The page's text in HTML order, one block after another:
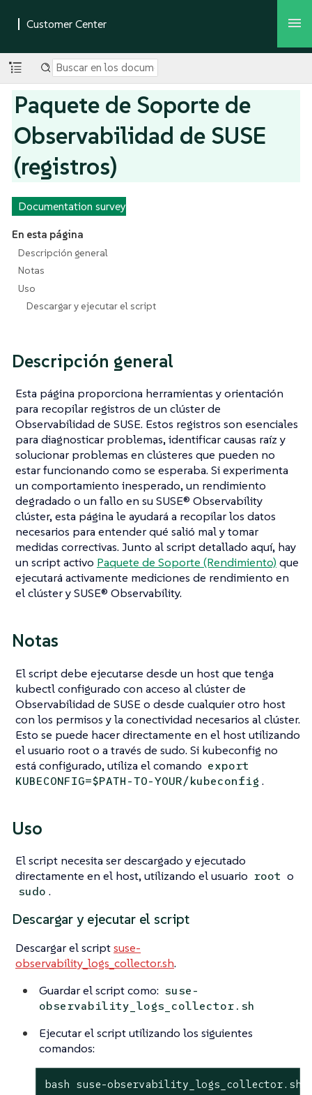
Paquete de Soporte de
Observabilidad de SUSE
(registros)
Documentation survey
En esta página
Descripción general
Notas
Uso
Descargar y ejecutar el script
Descripción general
Esta página proporciona herramientas y orientación
para recopilar registros de un clúster de
Observabilidad de SUSE. Estos registros son esenciales
para diagnosticar problemas, identificar causas raíz y
solucionar problemas en clústeres que pueden no
estar funcionando como se esperaba. Si experimenta
un comportamiento inesperado, un rendimiento
degradado o un fallo en su SUSE® Observability
clúster, esta página le ayudará a recopilar los datos
necesarios para entender qué salió mal y tomar
medidas correctivas. Junto al script detallado aquí, hay
un script activo Paquete de Soporte (Rendimiento) que
ejecutará activamente mediciones de rendimiento en
el clúster y SUSE® Observability.
Notas
El script debe ejecutarse desde un host que tenga
kubectl configurado con acceso al clúster de
Observabilidad de SUSE o desde cualquier otro host
con los permisos y la conectividad necesarios al clúster.
Esto se puede hacer directamente en el host utilizando
el usuario root o a través de sudo. Si kubeconfig no
está configurado, utiliza el comando export
KUBECONFIG=$PATH-TO-YOUR/kubeconfig .
Uso
El script necesita ser descargado y ejecutado
directamente en el host, utilizando el usuario root o
sudo .
Descargar y ejecutar el script
Descargar el scriptsuse-
observability_logs_collector.sh.
Guardar el script como: suse-
observability_logs_collector.sh
Ejecutar el script utilizando los siguientes
comandos:
bash suse-observability_logs_collector.sh